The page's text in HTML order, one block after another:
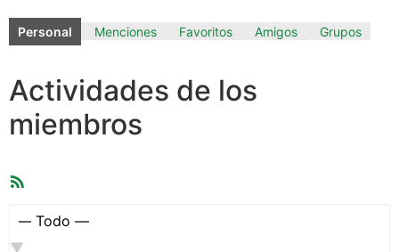
Personal Menciones Favoritos Amigos Grupos
Actividades de los
miembros
Mostrar: